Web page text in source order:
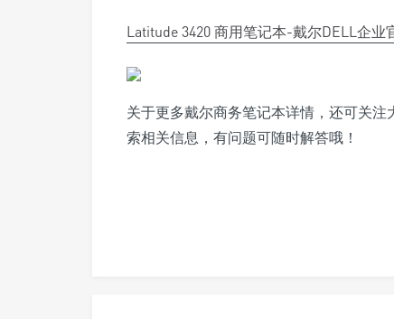
Latitude 3420 商用笔记本-戴尔DELL企业
关于更多戴尔商务笔记本详情，还可关
索相关信息，有问题可随时解答哦！